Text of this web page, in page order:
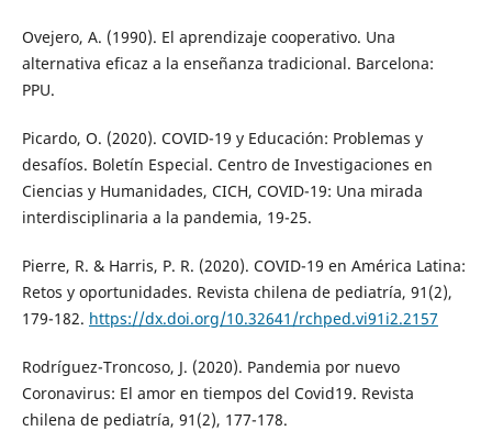
Ovejero, A. (1990). El aprendizaje cooperativo. Una
alternativa eficaz a la enseñanza tradicional. Barcelona:
PPU.
Picardo, O. (2020). COVID-19 y Educación: Problemas y
desafíos. Boletín Especial. Centro de Investigaciones en
Ciencias y Humanidades, CICH, COVID-19: Una mirada
interdisciplinaria a la pandemia, 19-25.
Pierre, R. & Harris, P. R. (2020). COVID-19 en América Latina:
Retos y oportunidades. Revista chilena de pediatría, 91(2),
179-182. https://dx.doi.org/10.32641/rchped.vi91i2.2157
Rodríguez-Troncoso, J. (2020). Pandemia por nuevo
Coronavirus: El amor en tiempos del Covid19. Revista
chilena de pediatría, 91(2), 177-178.